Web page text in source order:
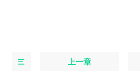
上一章